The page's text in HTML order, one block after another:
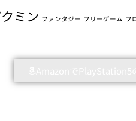
ミン ファンタジー フリーゲーム フ